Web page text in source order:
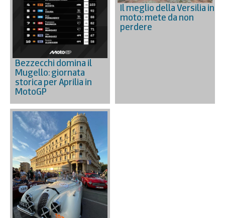
Bezzecchi domina il
Mugello: giornata
storica per Aprilia in
MotoGP
Il meglio della Versilia in
moto: mete da non
perdere